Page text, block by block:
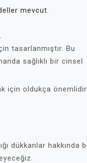
mevcut.
tasarlanmıştır. Bu
sağlıklı bir cinsel
için oldukça önemlidir.
dükkanlar hakkında